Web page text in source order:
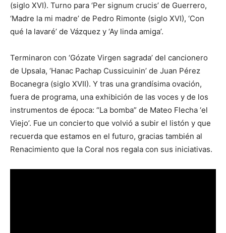
(siglo XVI). Turno para ‘Per signum crucis’ de Guerrero,
‘Madre la mi madre’ de Pedro Rimonte (siglo XVI), ‘Con
qué la lavaré’ de Vázquez y ‘Ay linda amiga’.
Terminaron con ‘Gózate Virgen sagrada’ del cancionero
de Upsala, ‘Hanac Pachap Cussicuinin’ de Juan Pérez
Bocanegra (siglo XVII). Y tras una grandísima ovación,
fuera de programa, una exhibición de las voces y de los
instrumentos de época: “La bomba” de Mateo Flecha ‘el
Viejo’. Fue un concierto que volvió a subir el listón y que
recuerda que estamos en el futuro, gracias también al
Renacimiento que la Coral nos regala con sus iniciativas.